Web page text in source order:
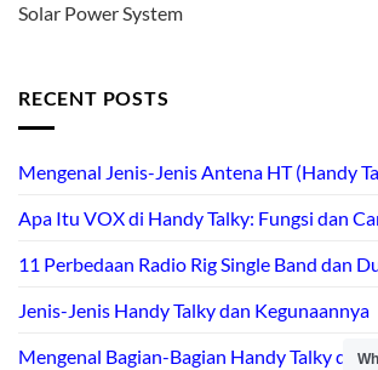
Solar Power System
RECENT POSTS
Mengenal Jenis-Jenis Antena HT (Handy
Apa Itu VOX di Handy Talky: Fungsi dan
11 Perbedaan Radio Rig Single Band dan
Jenis-Jenis Handy Talky dan Kegunaannya
Mengenal Bagian-Bagian Handy Talky dan